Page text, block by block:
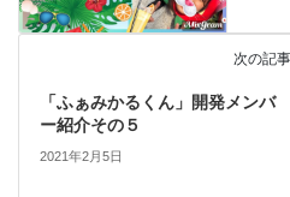
次の記事
「ふぁみかるくん」開発メンバ
ー紹介その５
2021年2月5日